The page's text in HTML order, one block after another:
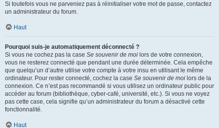
Si toutefois vous ne parveniez pas à réinitialiser votre mot de passe, contactez
un administrateur du forum.
Haut
Pourquoi suis-je automatiquement déconnecté ?
Si vous ne cochez pas la case Se souvenir de moi lors de votre connexion,
vous ne resterez connecté que pendant une durée déterminée. Cela empêche
que quelqu’un d’autre utilise votre compte à votre insu en utilisant le même
ordinateur. Pour rester connecté, cochez la case Se souvenir de moi lors de la
connexion. Ce n’est pas recommandé si vous utilisez un ordinateur public pour
accéder au forum (bibliothèque, cyber-café, université, etc.). Si vous ne voyez
pas cette case, cela signifie qu’un administrateur du forum a désactivé cette
fonctionnalité.
Haut